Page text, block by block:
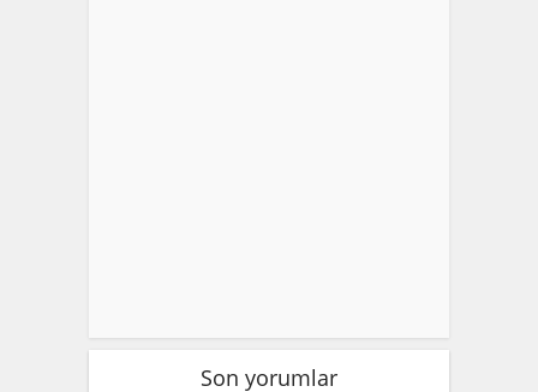
Son yorumlar